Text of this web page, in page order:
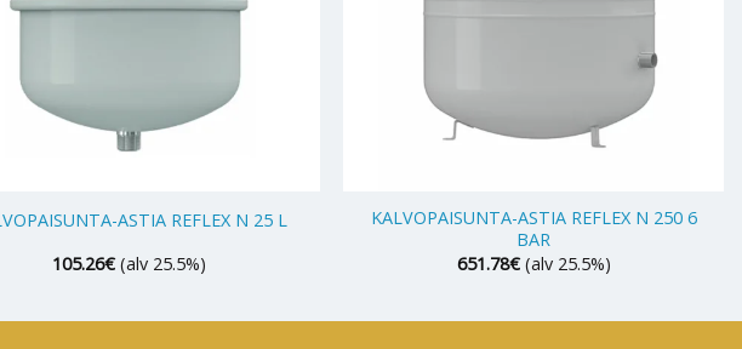
ASTIA REFLEX N 25 L
105.26€ (alv 25.5%)
KALVOPAISUNTA-ASTIA REFLEX N 250 6
BAR
651.78€ (alv 25.5%)